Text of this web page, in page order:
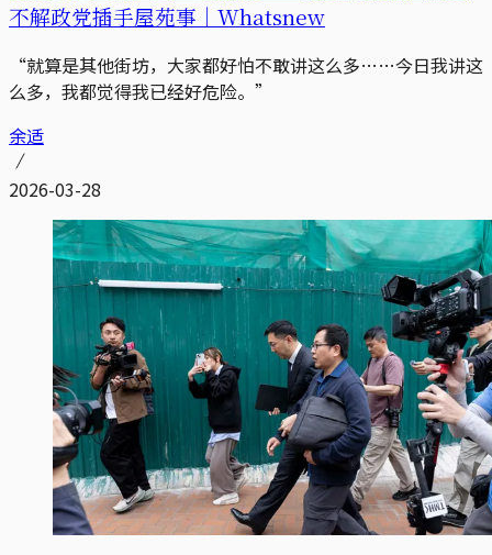
不解政党插手屋苑事｜Whatsnew
“就算是其他街坊，大家都好怕不敢讲这么多……今日我讲这
么多，我都觉得我已经好危险。”
余适
2026-03-28